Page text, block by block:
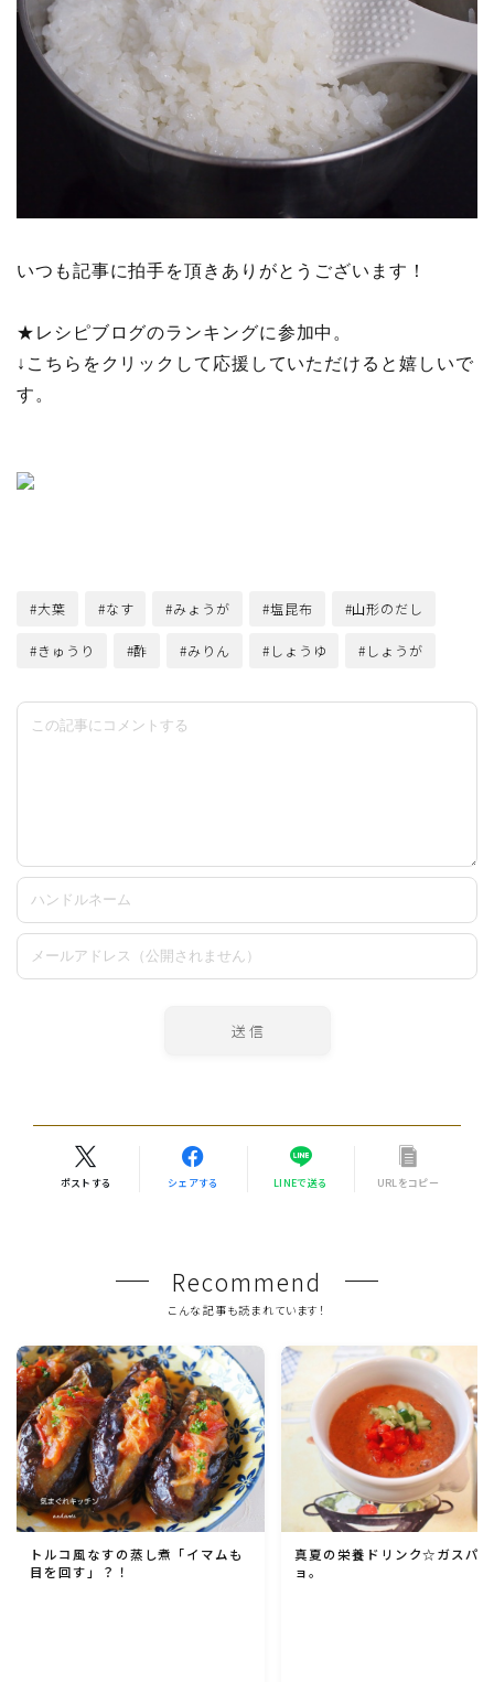
いつも記事に拍手を頂きありがとうございます！
★ レシピブログのランキングに参加中。
↓こちらをクリックして応援していただけると嬉しいで
す。
#大葉 #なす #みょうが #塩昆布 #山形のだし
#きゅうり #酢 #みりん #しょうゆ #しょうが
ポストする シェアする LINEで送る URLをコピー
Recommend
こんな記事も読まれています！
トルコ風なすの蒸し煮「イマムも
目を回す」？！
真夏の栄養ドリンク☆ガスパチ
ョ。